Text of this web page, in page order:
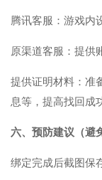
腾讯客服：游戏
原渠道客服：提供
提供证明材料：准
息等，提高找回成
六、预防建议（避
绑定完成后截图保